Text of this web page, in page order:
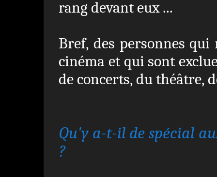
rang devant eux ...
Bref, des personnes
cinéma et qui sont
de concerts, du théâtre,
Qu'y a-t-il de spécial
?